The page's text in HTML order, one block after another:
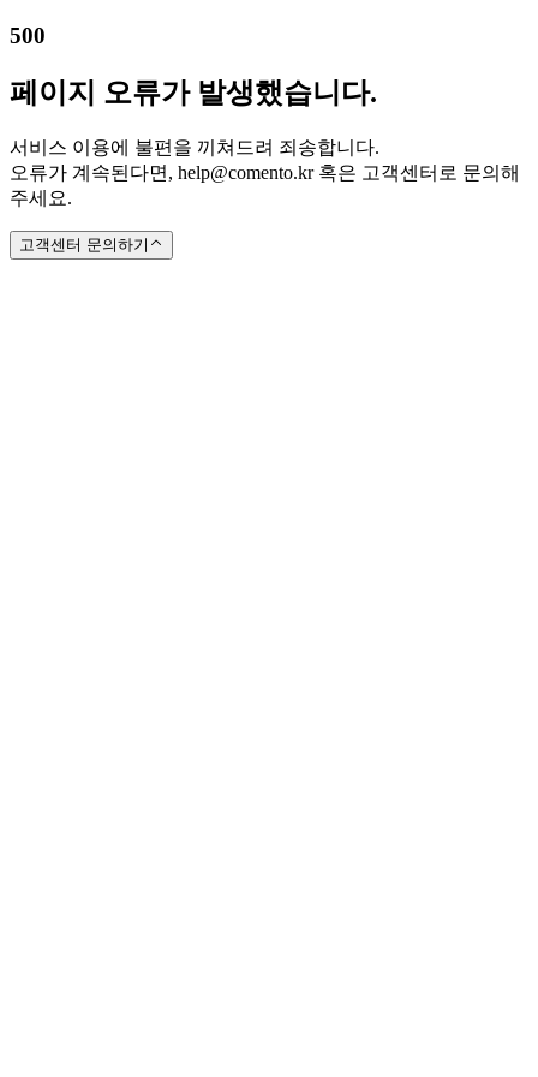
500
페이지 오류가 발생했습니다.
서비스 이용에 불편을 끼쳐드려 죄송합니다.
오류가 계속된다면, help@comento.kr 혹은 고객센터로 문의해
주세요.
고객센터 문의하기